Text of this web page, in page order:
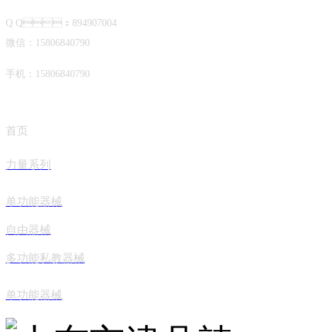
Q Q：894907004
微信：15806840790
手机：15806840790
首页
力量系列
单功能器械
自由器械
多功能私教器械
单功能器械